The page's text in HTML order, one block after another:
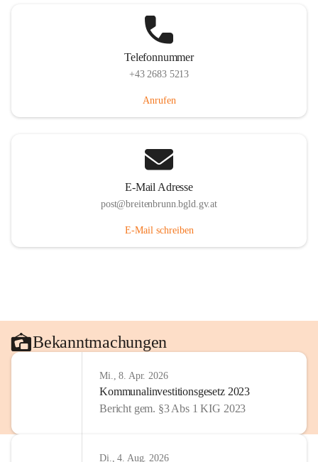
Telefonnummer
+43 2683 5213
Anrufen
E-Mail Adresse
post@breitenbrunn.bgld.gv.at
E-Mail schreiben
Bekanntmachungen
Mi., 8. Apr. 2026
Kommunalinvestitionsgesetz 2023
Bericht gem. §3 Abs 1 KIG 2023
Di., 4. Aug. 2026